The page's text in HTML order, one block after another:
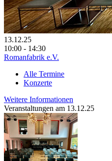
13.12.25
10:00 - 14:30
Romanfabrik e.V.
Alle Termine
Konzerte
Weitere Informationen
Veranstaltungen am 13.12.25